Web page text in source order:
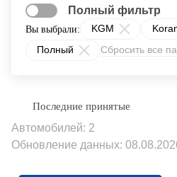
Вы выбрали: KGM
Полный
Сбросить все
Полный фильтр
Автомобилей: 2
Обновление данных: